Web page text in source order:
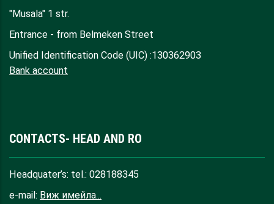
"Musala" 1 str.
Entrance - from Belmeken Street
Unified Identification Code (UIC) :130362903
Bank account
CONTACTS- HEAD AND RO
Headquater’s: tel.: 028188345
e-mail: Виж имейла...